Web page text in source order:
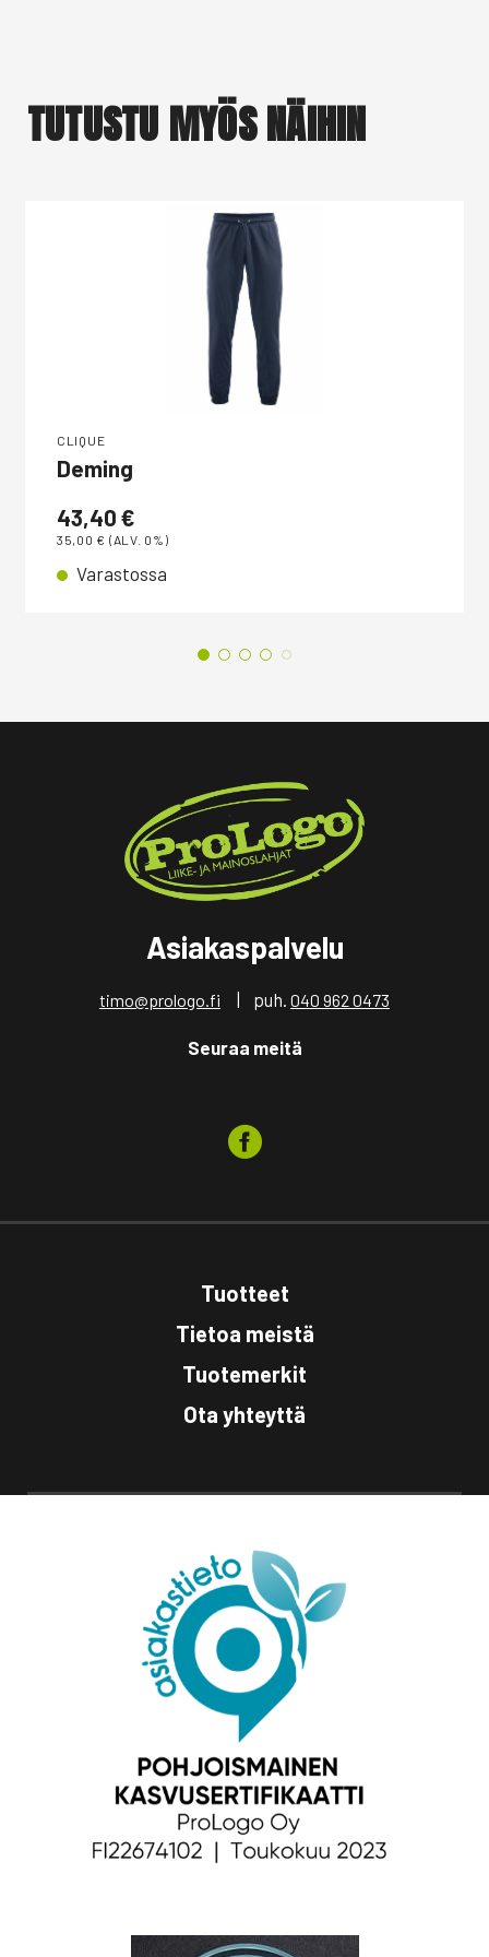
TUTUSTU MYÖS NÄIHIN
CLIQUE
Deming
43,40 €
35,00 € (ALV. 0%)
Varastossa
Asiakaspalvelu
timo@prologo.fi | puh. 040 962 0473
Seuraa meitä
Tuotteet
Tietoa meistä
Tuotemerkit
Ota yhteyttä